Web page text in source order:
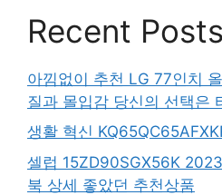
Recent Posts
아낌없이 추천 LG 77인치
질과 몰입감 당신의 선택은
생활 혁신
셀럽 15ZD90SGX56K
북 상세 좋았던 추천상품